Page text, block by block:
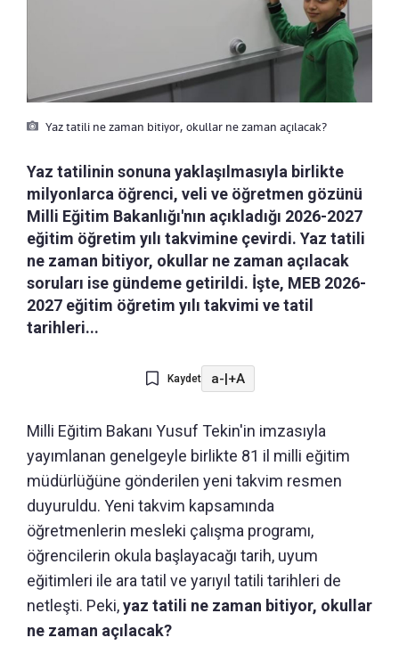
Yaz tatili ne zaman bitiyor, okullar ne zaman açılacak?
Yaz tatilinin sonuna yaklaşılmasıyla birlikte
milyonlarca öğrenci, veli ve öğretmen gözünü
Milli Eğitim Bakanlığı'nın açıkladığı 2026-2027
eğitim öğretim yılı takvimine çevirdi. Yaz tatili
ne zaman bitiyor, okullar ne zaman açılacak
soruları ise gündeme getirildi. İşte, MEB 2026-
2027 eğitim öğretim yılı takvimi ve tatil
tarihleri...
Kaydet a-|+A
Milli Eğitim Bakanı Yusuf Tekin'in imzasıyla
yayımlanan genelgeyle birlikte 81 il milli eğitim
müdürlüğüne gönderilen yeni takvim resmen
duyuruldu. Yeni takvim kapsamında
öğretmenlerin mesleki çalışma programı,
öğrencilerin okula başlayacağı tarih, uyum
eğitimleri ile ara tatil ve yarıyıl tatili tarihleri de
netleşti. Peki,yaz tatili ne zaman bitiyor, okullar
ne zaman açılacak?